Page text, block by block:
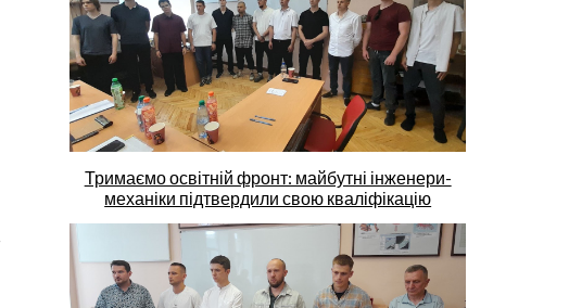
Тримаємо освітній фронт: майбутні інженери-
механіки підтвердили свою кваліфікацію